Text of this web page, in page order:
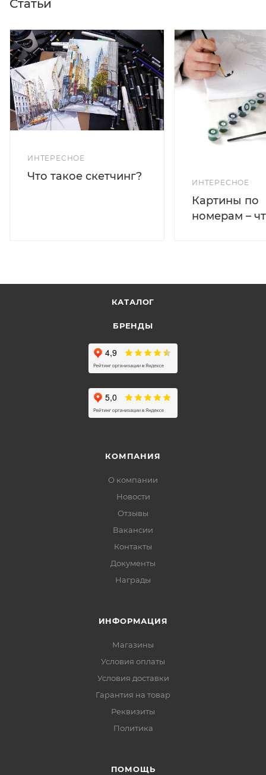
Статьи
ИНТЕРЕСНОЕ
Что такое скетчинг?
ИНТЕРЕСНОЕ
Картины по
номерам –
КАТАЛОГ
БРЕНДЫ
КОМПАНИЯ
О компании
Новости
Отзывы
Вакансии
Контакты
Документы
Награды
ИНФОРМАЦИЯ
Магазины
Условия оплаты
Условия доставки
Гарантия на товар
Реквизиты
Политика
ПОМОЩЬ